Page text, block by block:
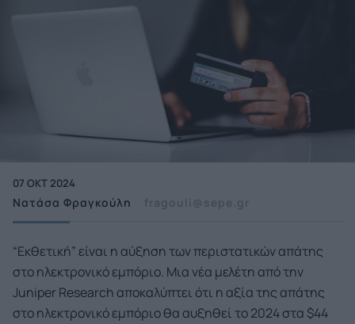
07 ΟΚΤ 2024
Νατάσα Φραγκούλη fragouli@sepe.gr
“Εκθετική” είναι η αύξηση των περιστατικών απάτης
στο ηλεκτρονικό εμπόριο. Μια νέα μελέτη από την
Juniper Research αποκαλύπτει ότι η αξία της απάτης
στο ηλεκτρονικό εμπόριο θα αυξηθεί το 2024 στα $44